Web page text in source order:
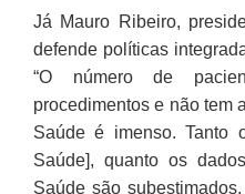
Já Mauro Ribeiro,
defende políticas
“O número de
procedimentos e não tem
Saúde é imenso. Tanto
Saúde], quanto os
Saúde são